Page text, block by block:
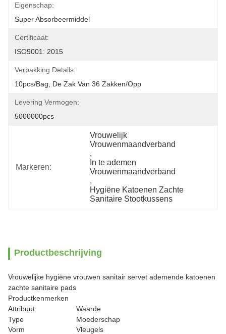
Eigenschap:
Super Absorbeermiddel
Certificaat:
ISO9001: 2015
Verpakking Details:
10pcs/bag, De Zak Van 36 Zakken/opp
Levering Vermogen:
5000000pcs
Markeren:
Vrouwelijk
Vrouwenmaandverband
,
In te ademen
Vrouwenmaandverband
,
Hygiëne Katoenen Zachte
Sanitaire Stootkussens
Productbeschrijving
Vrouwelijke hygiëne vrouwen sanitair servet ademende katoenen
zachte sanitaire pads
Productkenmerken
Attribuut
Waarde
Type
Moederschap
Vorm
Vleugels